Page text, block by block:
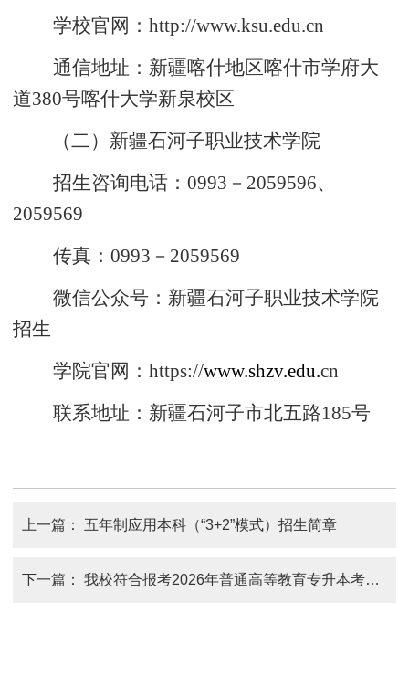
学校官网：http://www.ksu.edu.cn
通信地址：新疆喀什地区喀什市学府大
道380号喀什大学新泉校区
（二）新疆石河子职业技术学院
招生咨询电话：0993 － 2059596、
2059569
传真：0993 － 2059569
微信公众号：新疆石河子职业技术学院
招生
学院官网：https://www.shzv.edu.cn
联系地址：新疆石河子市北五路185号
上一篇： 五年制应用本科（“3+2”模式）招生简章
下一篇：我校符合报考2026年普通高等教育专升本考试的学生名单公示